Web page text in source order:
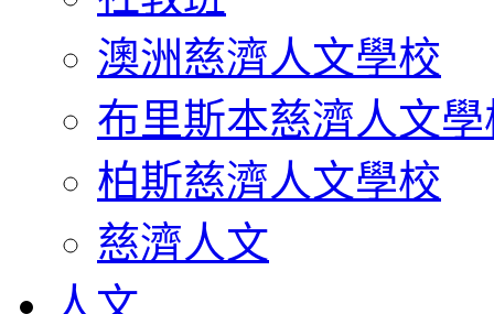
澳洲慈濟人文學校
布里斯本慈濟人文學
柏斯慈濟人文學校
慈濟人文
人文